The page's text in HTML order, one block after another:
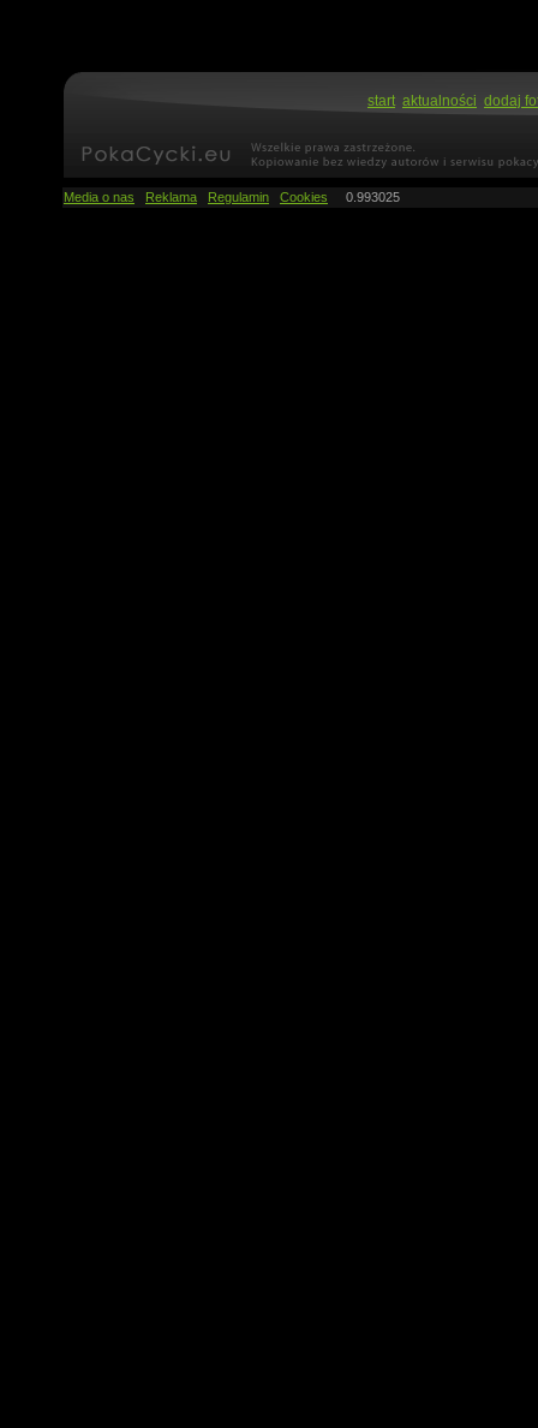
start aktualności dodaj
Media o nas Reklama Regulamin Cookies 0.993025